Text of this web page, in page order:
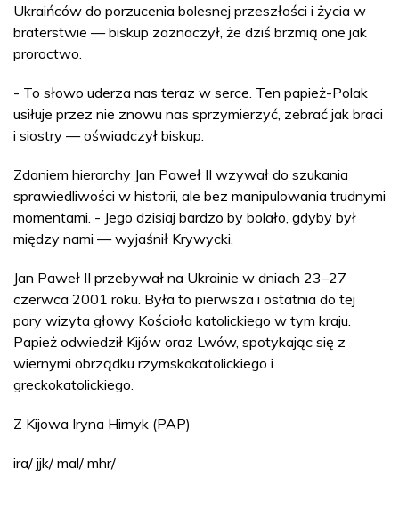
Ukraińców do porzucenia bolesnej przeszłości i życia w
braterstwie — biskup zaznaczył, że dziś brzmią one jak
proroctwo.
- To słowo uderza nas teraz w serce. Ten papież-Polak
usiłuje przez nie znowu nas sprzymierzyć, zebrać jak braci
i siostry — oświadczył biskup.
Zdaniem hierarchy Jan Paweł II wzywał do szukania
sprawiedliwości w historii, ale bez manipulowania trudnymi
momentami. - Jego dzisiaj bardzo by bolało, gdyby był
między nami — wyjaśnił Krywycki.
Jan Paweł II przebywał na Ukrainie w dniach 23–27
czerwca 2001 roku. Była to pierwsza i ostatnia do tej
pory wizyta głowy Kościoła katolickiego w tym kraju.
Papież odwiedził Kijów oraz Lwów, spotykając się z
wiernymi obrządku rzymskokatolickiego i
greckokatolickiego.
Z Kijowa Iryna Hirnyk (PAP)
ira/ jjk/ mal/ mhr/